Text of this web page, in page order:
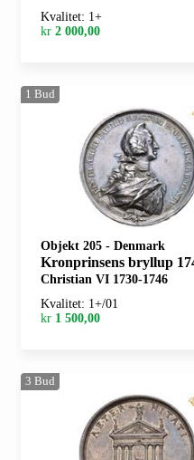
Kvalitet: 1+
kr 2 000,00
1 Bud
Objekt 205 - Denmark
Kronprinsens bryllup 1743. Arbien.
Christian VI 1730-1746
Kvalitet: 1+/01
kr 1 500,00
3 Bud